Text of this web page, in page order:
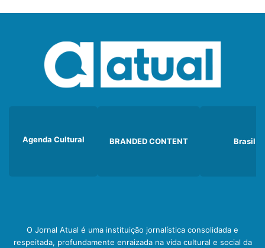
Agenda Cultural BRANDED CONTENT Brasil
O Jornal Atual é uma instituição jornalística consolidada e
respeitada, profundamente enraizada na vida cultural e social da